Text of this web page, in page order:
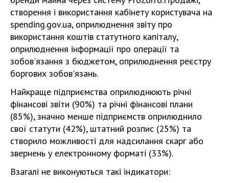
створення і використання кабінету користувача на
spending.gov.ua, оприлюднення звіту про
використання коштів статутного капіталу,
оприлюднення інформації про операції та
зобов'язання з бюджетом, оприлюднення реєстру
боргових зобов'язань.
Найкраще підприємства оприлюднюють річні
фінансові звіти (90%) та річні фінансові плани
(85%), значно менше підприємств оприлюднило
свої статути (42%), штатний розпис (25%) та
створило можливості для надсилання скарг або
звернень у електронному форматі (33%).
Взагалі не виконуються такі індикатори: